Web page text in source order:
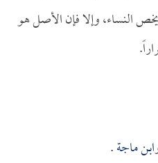
النساء، وإلا فإن الأصل هو
ابن ماجة.